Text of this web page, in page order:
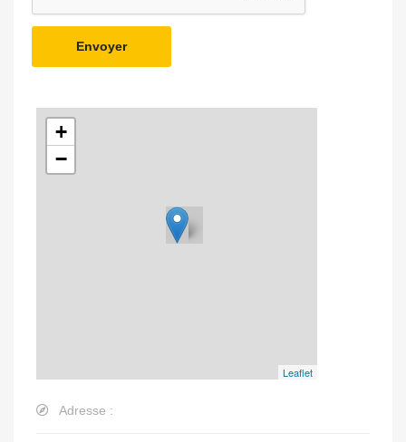
Envoyer
+
−
Leaflet
Adresse :